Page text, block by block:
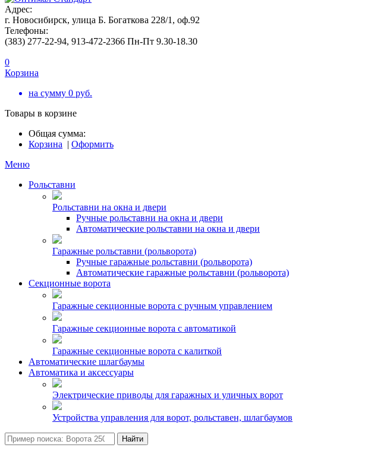
Адрес:
г. Новосибирск, улица Б. Богаткова 228/1, оф.92
Телефоны:
(383) 277-22-94, 913-472-2366 Пн-Пт 9.30-18.30
0
Корзина
на сумму 0 руб.
Товары в корзине
Общая сумма:
Корзина | Оформить
Меню
Рольставни
Рольставни на окна и двери
Ручные рольставни на окна и двери
Автоматические рольставни на окна и двери
Гаражные рольставни (рольворота)
Ручные гаражные рольставни (рольворота)
Автоматические гаражные рольставни (рольворота)
Секционные ворота
Гаражные секционные ворота с ручным управлением
Гаражные секционные ворота с автоматикой
Гаражные секционные ворота с калиткой
Автоматические шлагбаумы
Автоматика и аксессуары
Электрические приводы для гаражных и уличных ворот
Устройства управления для ворот, рольставен, шлагбаумов
Найти